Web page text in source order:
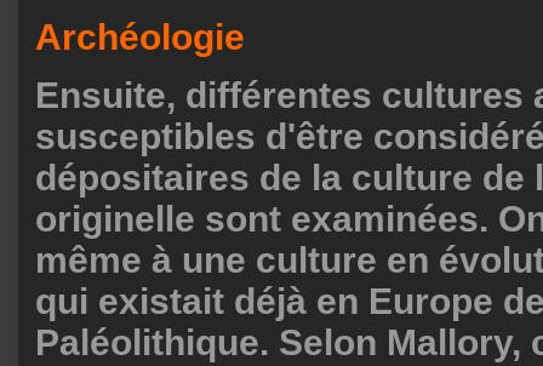
Archéologie
Ensuite, différentes cultures
susceptibles d'être
dépositaires de la culture de
originelle sont examinées.
même à une culture en
qui existait déjà en Europe
Paléolithique. Selon Mallory,